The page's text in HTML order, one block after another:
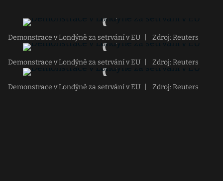
Demonstrace v Londýně za setrvání v EU Zdroj: Reuters
Demonstrace v Londýně za setrvání v EU Zdroj: Reuters
Demonstrace v Londýně za setrvání v EU Zdroj: Reuters